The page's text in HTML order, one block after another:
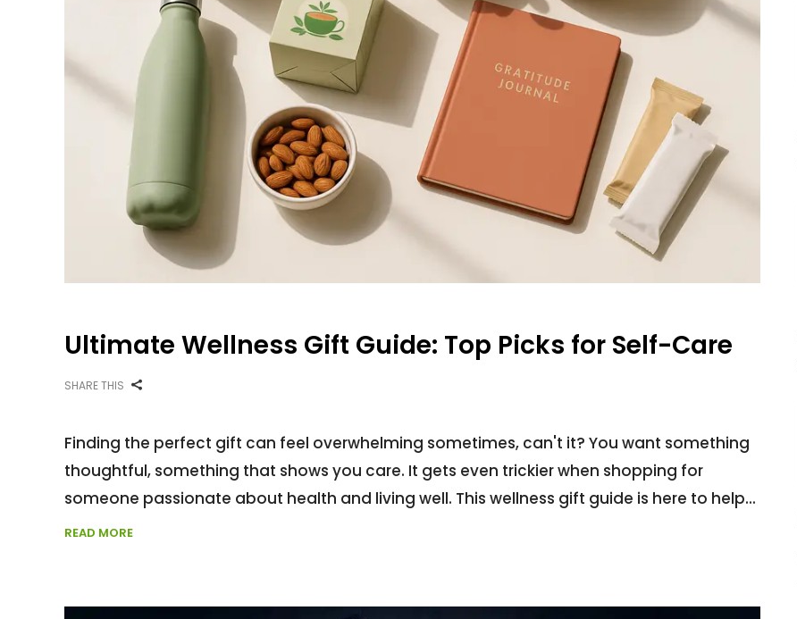
Ultimate Wellness Gift Guide: Top Picks for Self-Care
SHARE THIS
Finding the perfect gift can feel overwhelming sometimes, can't it? You want something
thoughtful, something that shows you care. It gets even trickier when shopping for
someone passionate about health and living well. This wellness gift guide is here to help
READ MORE